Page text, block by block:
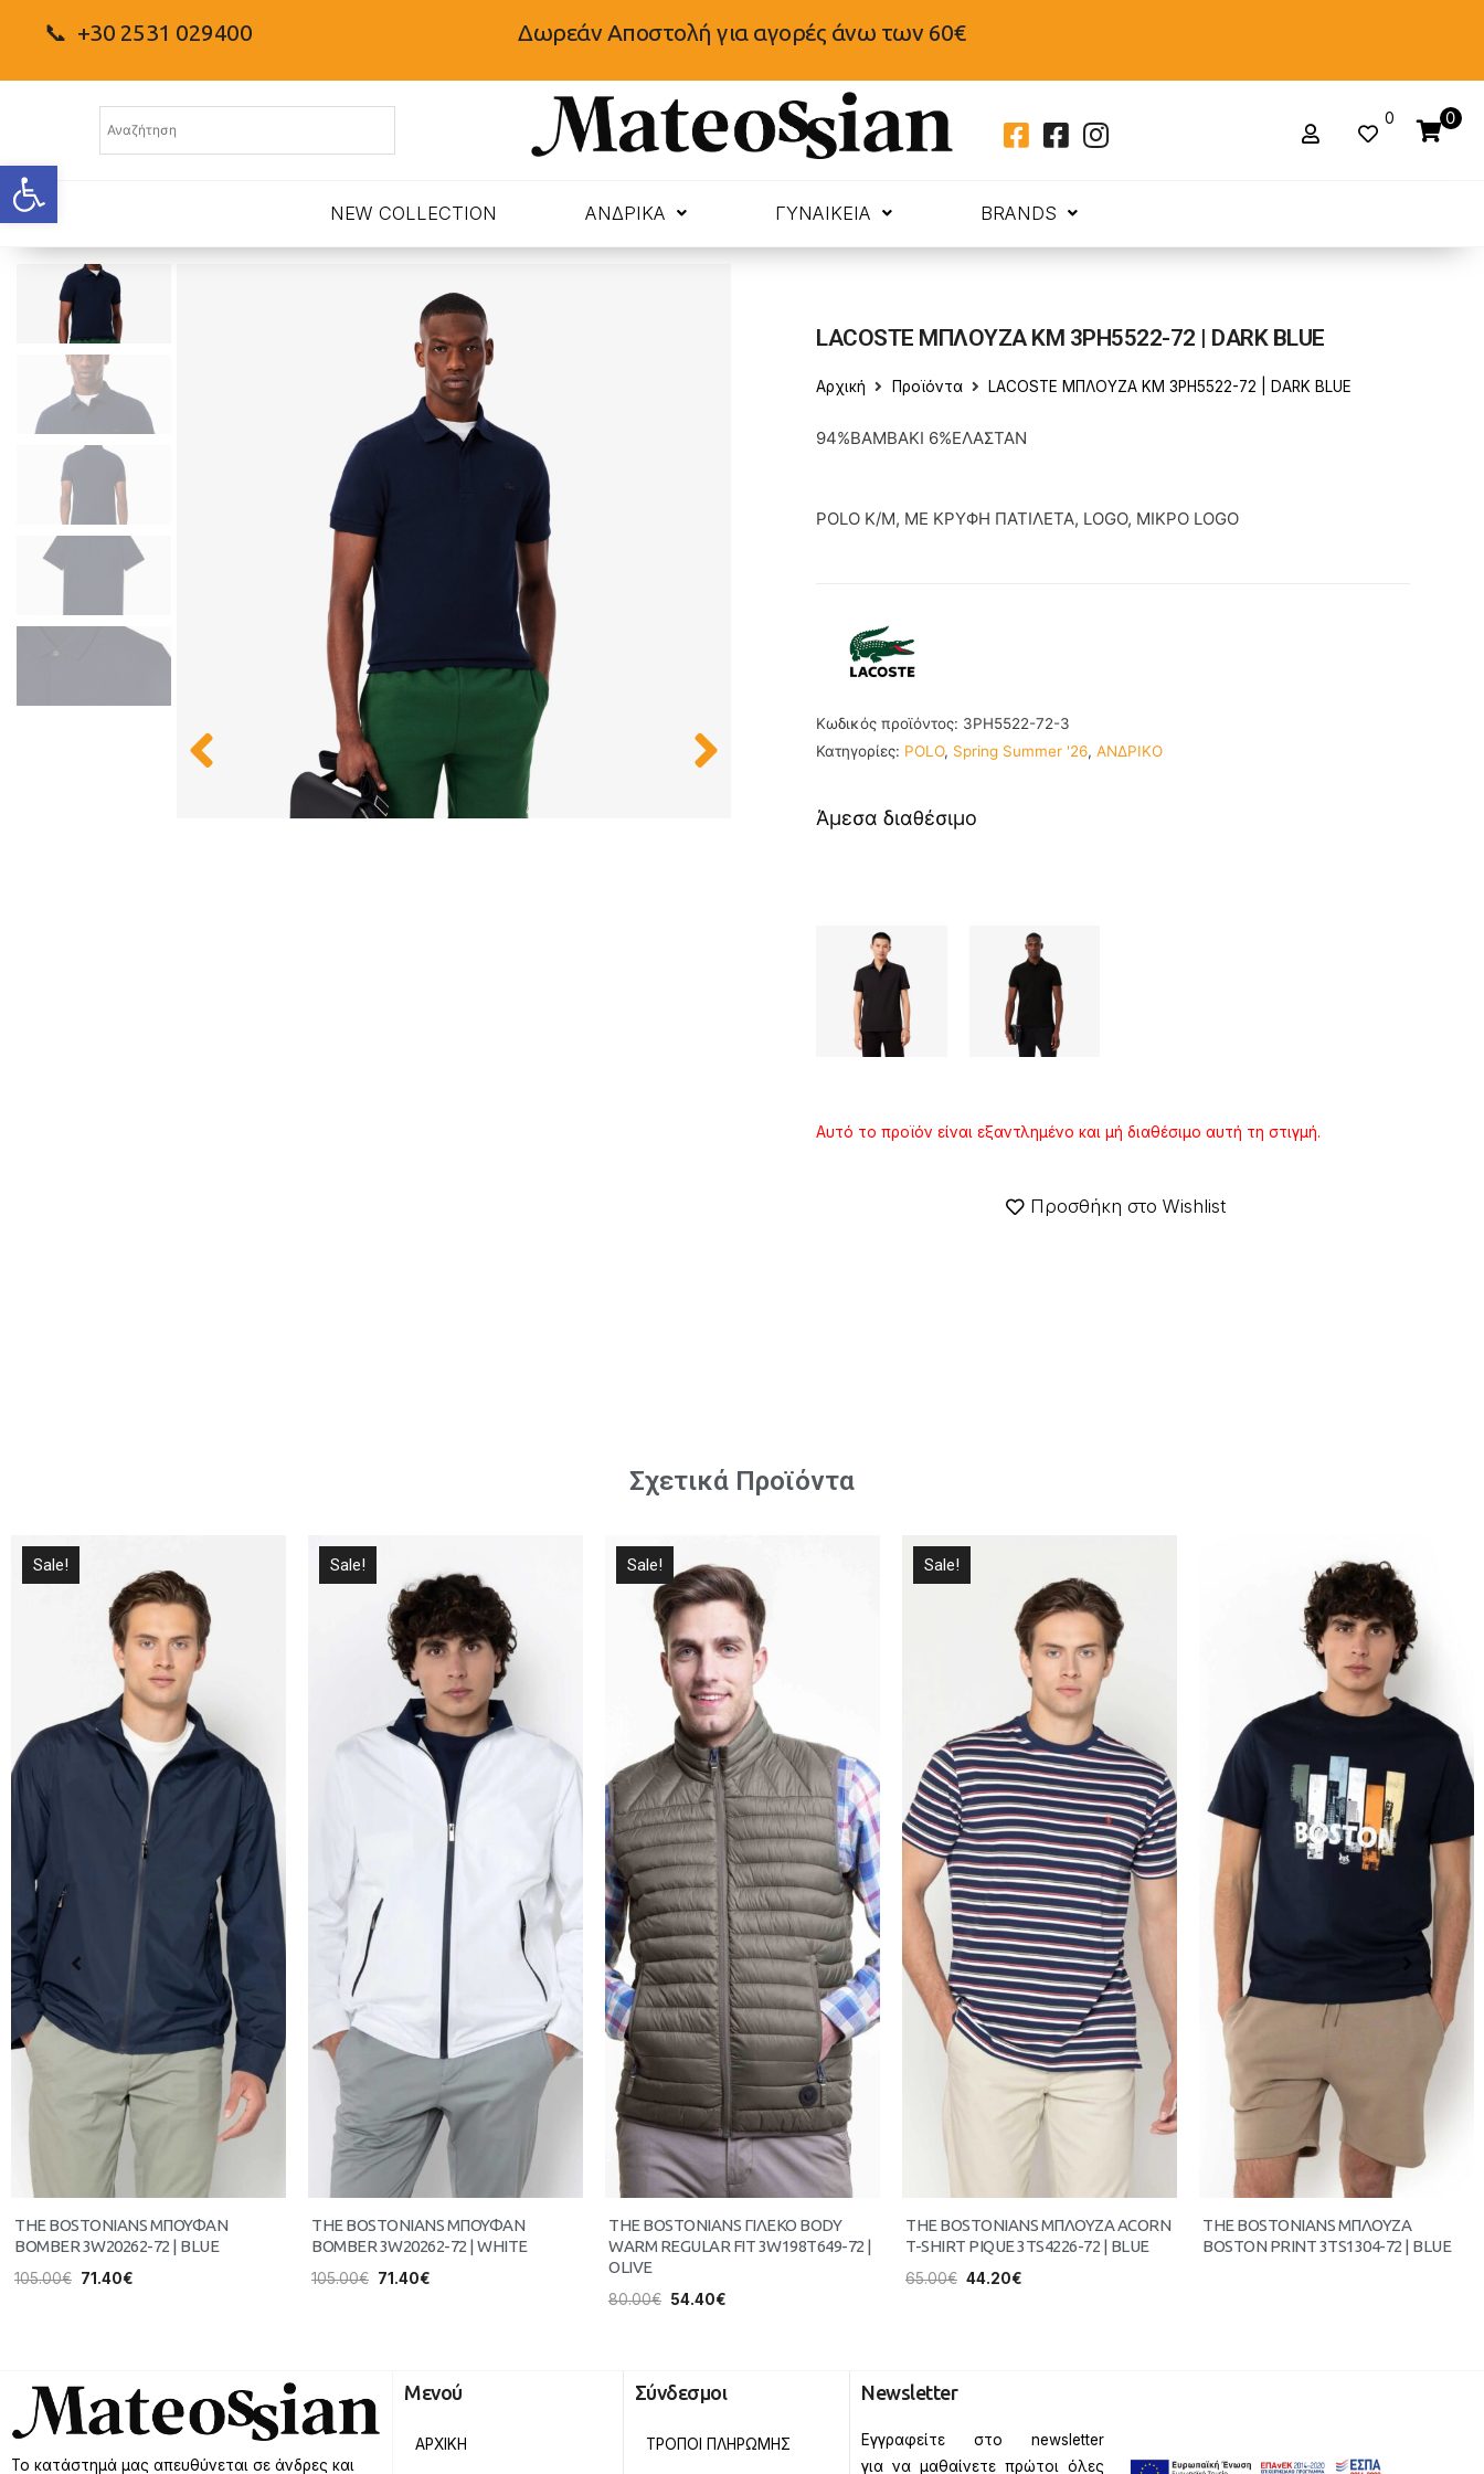
Ανοίξτε τη γραμμή εργαλείων
📞 +30 2531 029400 Δωρεάν Αποστολή για αγορές άνω των 60€
0 0
NEW COLLECTION ΑΝΔΡΙΚΑ ΓΥΝΑΙΚΕΙΑ BRANDS
LACOSTE ΜΠΛΟΥΖΑ ΚΜ 3PH5522-72 | DARK BLUE
Αρχική Προϊόντα LACOSTE ΜΠΛΟΥΖΑ ΚΜ 3PH5522-72 | DARK BLUE
94%ΒΑΜΒΑΚΙ 6%ΕΛΑΣΤΑΝ
POLO K/M, ME ΚΡΥΦΗ ΠΑΤΙΛΕΤΑ, LOGO, ΜΙΚΡΟ LOGO
Κωδικός προϊόντος: 3PH5522-72-3
Κατηγορίες: POLO, Spring Summer '26,ΑΝΔΡΙΚΟ
Άμεσα διαθέσιμο
Αυτό το προϊόν είναι εξαντλημένο και μή διαθέσιμο αυτή τη στιγμή.
Προσθήκη στο Wishlist
Σχετικά Προϊόντα
Sale!
THE BOSTONIANS ΜΠΟΥΦΑΝ
BOMBER 3W20262-72 | BLUE
105.00€ 71.40€
Sale!
THE BOSTONIANS ΜΠΟΥΦΑΝ
BOMBER 3W20262-72 | WHITE
105.00€ 71.40€
Sale!
THE BOSTONIANS ΓΙΛΕΚΟ BODY
WARM REGULAR FIT 3W198T649-72 |
OLIVE
80.00€ 54.40€
Sale!
THE BOSTONIANS ΜΠΛΟΥΖΑ ACORN
T-SHIRT PIQUE 3TS4226-72 | BLUE
65.00€ 44.20€
THE BOSTONIANS ΜΠΛΟΥΖΑ
BOSTON PRINT 3TS1304-72 | BLUE
Το κατάστημά μας απευθύνεται σε άνδρες και
Μενού
ΑΡΧΙΚΗ
Σύνδεσμοι
ΤΡΟΠΟΙ ΠΛΗΡΩΜΗΣ
Newsletter
Εγγραφείτε στο newsletter
για να μαθαίνετε πρώτοι όλες